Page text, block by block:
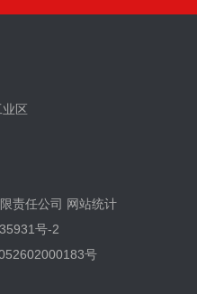
区
责任公司 网站统计
号-2
号